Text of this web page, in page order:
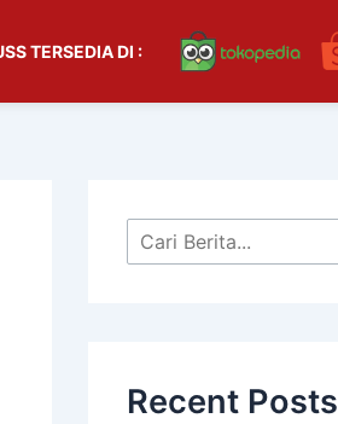
TERSEDIA DI :
e
Recent Posts